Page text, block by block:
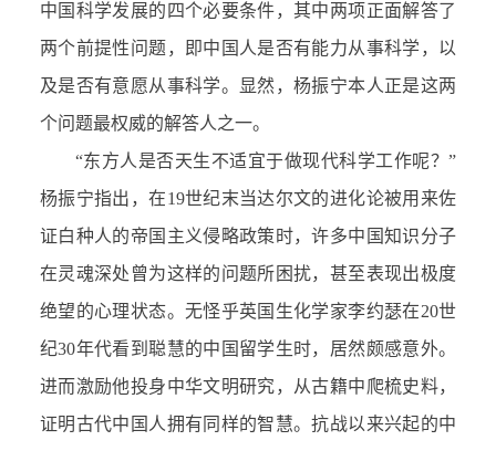
中国科学发展的四个必要条件，其中两项正面解答了
两个前提性问题，即中国人是否有能力从事科学，以
及是否有意愿从事科学。显然，杨振宁本人正是这两
个问题最权威的解答人之一。
“东方人是否天生不适宜于做现代科学工作呢？”
杨振宁指出，在19世纪末当达尔文的进化论被用来佐
证白种人的帝国主义侵略政策时，许多中国知识分子
在灵魂深处曾为这样的问题所困扰，甚至表现出极度
绝望的心理状态。无怪乎英国生化学家李约瑟在20世
纪30年代看到聪慧的中国留学生时，居然颇感意外。
进而激励他投身中华文明研究，从古籍中爬梳史料，
证明古代中国人拥有同样的智慧。抗战以来兴起的中